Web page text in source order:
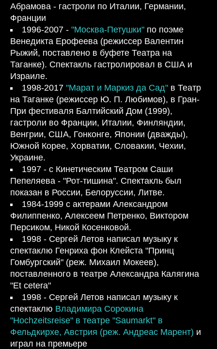
Абрамова - гастроли по Италии, Германии,
Франции
1996-2007 - "Москва-Петушки"по поэме
Венедикта Ерофеева (режиссер Валентин
Рыжий, поставлено в буфете Театра на
Таганке). Спектакль гастролировал в США и
Израиле.
1998-2017 "Марат и Маркиз да Сад"в Театр
на Таганке (режиссер Ю. П. Любимов), в Гран-
При фестиваля Балтийский Дом (1999),
гастроли во Франции, Италии, Финляндии,
Венгрии, США, Гонконге, Японии (дважды),
Южной Корее, Хорватии, Словакии, Чехии,
Украине.
1997 - с Кинетическим Театром Саши
Пепеляева - "Рот-тишина". Спектакль был
показан в России, Белоруссии, Литве.
1984-1999 с актерами Александром
Филиппенко, Алексеем Петренко, Виктором
Персиком, Никой Косенковой.
1998 - Сергей Летов написал музыку к
спектаклю Генриха фон Клейста "Принц
Гомбургский" (реж. Михаил Мокеев),
поставленного в театре Александра Калягина
"Et cetera"
1998 - Сергей Летов написал музыку к
спектаклю
Владимира Сорокина
"Hochzeitsreise" в театре "Saumarkt" в
Фельдкирхе, Австрия (реж. Андреас Марент)
играл на премьере